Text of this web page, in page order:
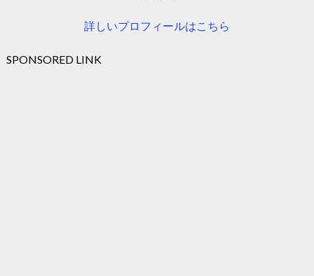
詳しいプロフィールはこちら
SPONSORED LINK